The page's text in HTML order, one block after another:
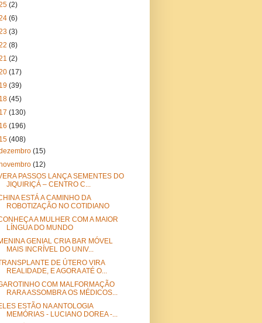
(2)
(6)
(3)
(8)
(2)
(17)
(39)
(45)
(130)
(196)
(408)
(15)
(12)
PASSOS LANÇA SEMENTES DO
JIQUIRIÇÁ – CENTRO C...
ESTÁ A CAMINHO DA
ROBOTIZAÇÃO NO COTIDIANO
A MULHER COM A MAIOR
LÍNGUA DO MUNDO
GENIAL CRIA BAR MÓVEL
MAIS INCRÍVEL DO UNIV...
DE ÚTERO VIRA
REALIDADE, E AGORA ATÉ O...
COM MALFORMAÇÃO
RARA ASSOMBRA OS MÉDICOS...
ESTÃO NA ANTOLOGIA
MEMÓRIAS - LUCIANO DOREA -...